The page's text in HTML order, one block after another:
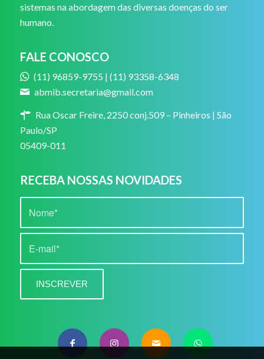
sistemas na abordagem das diversas doenças do ser
humano.
FALE CONOSCO
(11) 96859-9755 | (11) 93358-6348
abmib.secretaria@gmail.com
Rua Oscar Freire, 2250 conj.509 – Pinheiros | São
Paulo/SP
05409-011
RECEBA NOSSAS NOVIDADES